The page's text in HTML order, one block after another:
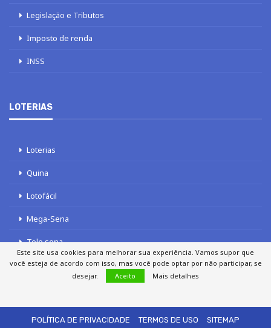
Legislação e Tributos
Imposto de renda
INSS
LOTERIAS
Loterias
Quina
Lotofácil
Mega-Sena
Tele sena
POLÍTICA DE PRIVACIDADE
TERMOS DE USO SITEMAP
Este site usa cookies para melhorar sua experiência. Vamos supor que
você esteja de acordo com isso, mas você pode optar por não participar, se
desejar.
Aceito Mais detalhes